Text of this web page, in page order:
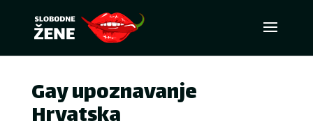
Gay upoznavanje
Hrvatska